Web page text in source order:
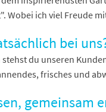
Wobei ich viel Freude
bei
du unseren
frisches und
gemeinsam